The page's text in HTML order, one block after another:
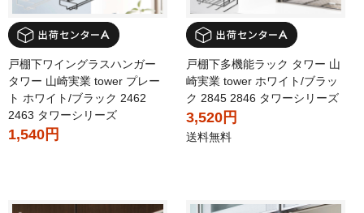
戸棚下ワイングラスハンガー
タワー 山崎実業 tower プレー
ト ホワイト/ブラック 2462
2463 タワーシリーズ
1,540円
戸棚下多機能ラック タワー 山
崎実業 tower ホワイト/ブラッ
ク 2845 2846 タワーシリーズ
3,520円
送料無料